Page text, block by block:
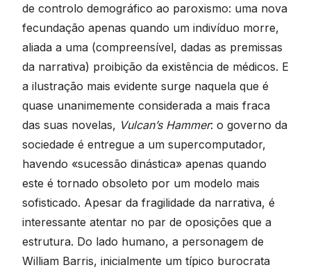
de controlo demográfico ao paroxismo: uma nova
fecundação apenas quando um indivíduo morre,
aliada a uma (compreensível, dadas as premissas
da narrativa) proibição da existência de médicos. E
a ilustração mais evidente surge naquela que é
quase unanimemente considerada a mais fraca
das suas novelas, Vulcan’s Hammer: o governo da
sociedade é entregue a um supercomputador,
havendo «sucessão dinástica» apenas quando
este é tornado obsoleto por um modelo mais
sofisticado. Apesar da fragilidade da narrativa, é
interessante atentar no par de oposições que a
estrutura. Do lado humano, a personagem de
William Barris, inicialmente um típico burocrata